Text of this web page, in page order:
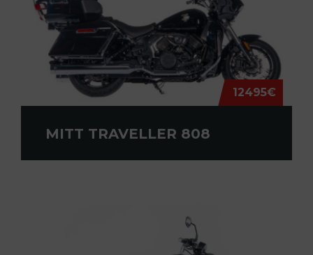
12495€
MITT TRAVELLER 808